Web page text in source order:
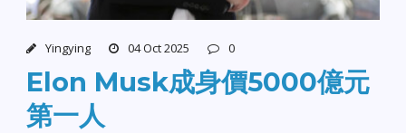
Yingying 04 Oct 2025 0
Elon Musk成身價5000億元
第一人